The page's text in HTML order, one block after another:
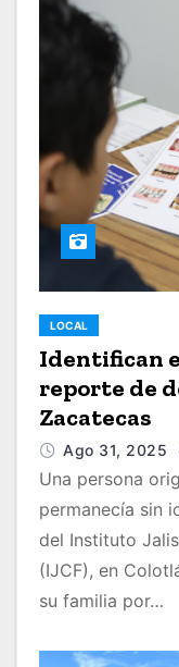
LOCAL
Identifican
reporte de
Zacatecas
Ago 31, 2025
Una persona
permanecía sin
del Instituto
(IJCF), en
su familia por…